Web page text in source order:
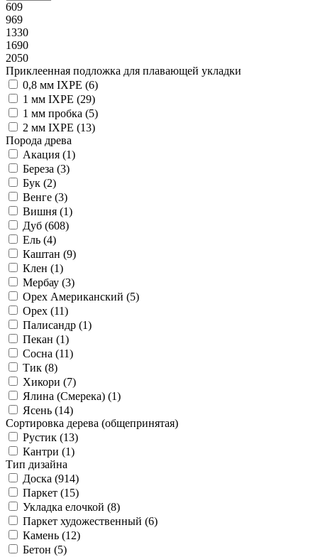
609
969
1330
1690
2050
Приклеенная подложка для плавающей укладки
0,8 мм IXPE (6)
1 мм IXPE (29)
1 мм пробка (5)
2 мм IXPE (13)
Порода древа
Акация (1)
Береза (3)
Бук (2)
Венге (3)
Вишня (1)
Дуб (608)
Ель (4)
Каштан (9)
Клен (1)
Мербау (3)
Орех Американский (5)
Орех (11)
Палисандр (1)
Пекан (1)
Сосна (11)
Тик (8)
Хикори (7)
Ялина (Смерека) (1)
Ясень (14)
Сортировка дерева (общепринятая)
Рустик (13)
Кантри (1)
Тип дизайна
Доска (914)
Паркет (15)
Укладка елочкой (8)
Паркет художественный (6)
Камень (12)
Бетон (5)